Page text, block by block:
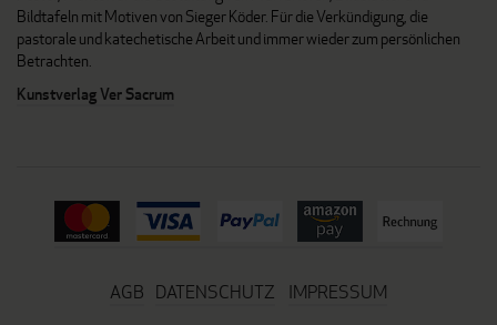
Bildtafeln mit Motiven von Sieger Köder. Für die Verkündigung, die
pastorale und katechetische Arbeit und immer wieder zum persönlichen
Betrachten.
Kunstverlag Ver Sacrum
AGB DATENSCHUTZ IMPRESSUM